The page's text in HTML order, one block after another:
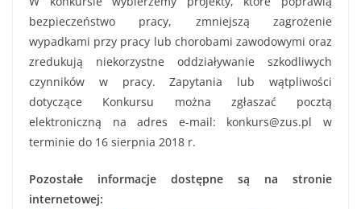
bezpieczeństwo pracy, zmniejszą zagrożenie
wypadkami przy pracy lub chorobami zawodowymi oraz
zredukują niekorzystne oddziaływanie szkodliwych
czynników w pracy. Zapytania lub wątpliwości
dotyczące Konkursu można zgłaszać pocztą
elektroniczną na adres e-mail: konkurs@zus.pl w
terminie do 16 sierpnia 2018 r.
Pozostałe informacje dostępne są na stronie
internetowej: